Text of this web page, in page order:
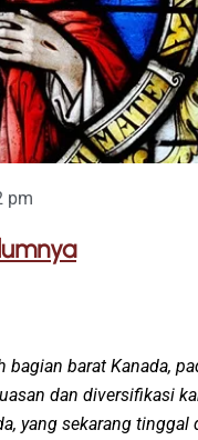
pm
bagian barat Kanada,
dan diversifikasi
, yang sekarang tinggal